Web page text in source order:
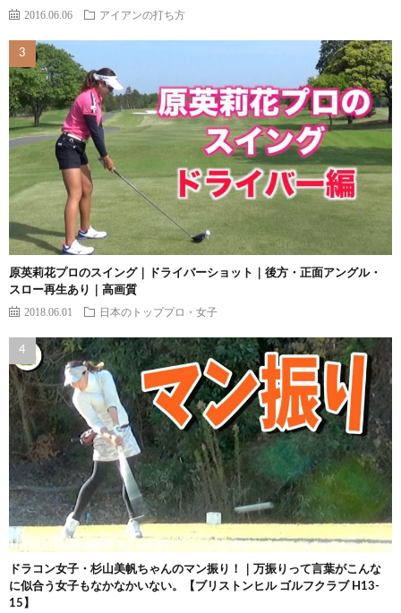
2016.06.06 アイアンの打ち方
原英莉花プロのスイング｜ドライバーショット｜後方・正面アングル・
スロー再生あり｜高画質
2018.06.01 日本のトッププロ・女子
ドラコン女子・杉山美帆ちゃんのマン振り！｜万振りって言葉がこんな
に似合う女子もなかなかいない。【ブリストンヒル ゴルフクラブ H13-
15】